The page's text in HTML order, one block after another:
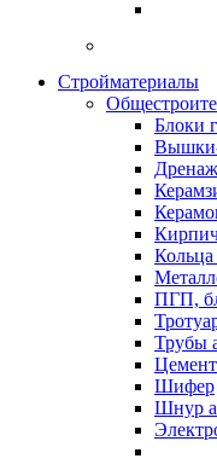
Стройматериалы
Блоки
Вышки-
ПГП,
Трубы
Шифер
Шнур